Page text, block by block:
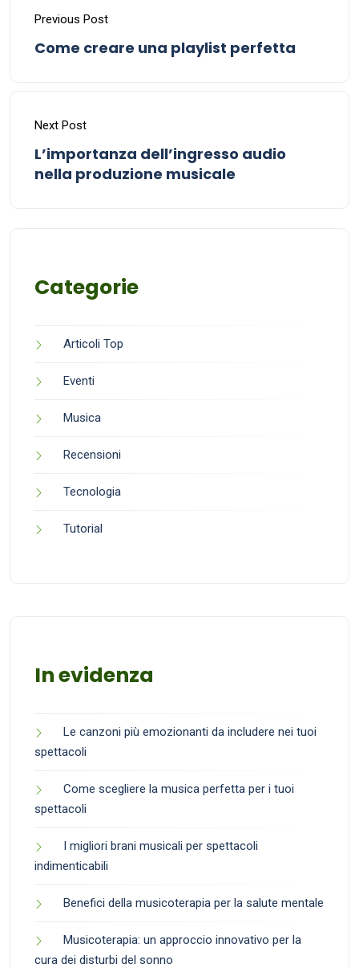
Previous Post
Come creare una playlist perfetta
Next Post
L’importanza dell’ingresso audio
nella produzione musicale
Categorie
Articoli Top
Eventi
Musica
Recensioni
Tecnologia
Tutorial
In evidenza
Le canzoni più emozionanti da includere nei tuoi
spettacoli
Come scegliere la musica perfetta per i tuoi
spettacoli
I migliori brani musicali per spettacoli
indimenticabili
Benefici della musicoterapia per la salute mentale
Musicoterapia: un approccio innovativo per la
cura dei disturbi del sonno